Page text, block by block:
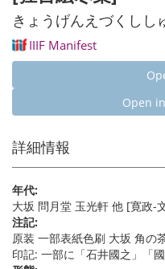
きょうげんえづくしし
IIIF Manifest
Open
詳細情報
年代:
大坂 問月堂 玉光軒 他 [寛政-
注記:
原装 一部表紙色刷 大坂 角の
印記: 一部に「石井國之」「